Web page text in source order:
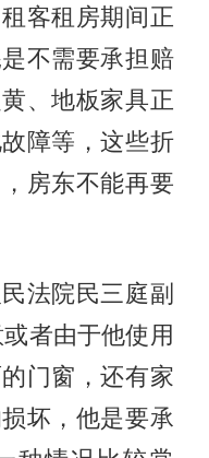
客租房期间正
不需要承担赔
、地板家具正
障等，这些折
房东不能再要
法院民三庭副
者由于他使用
门窗，还有家
坏，他是要承